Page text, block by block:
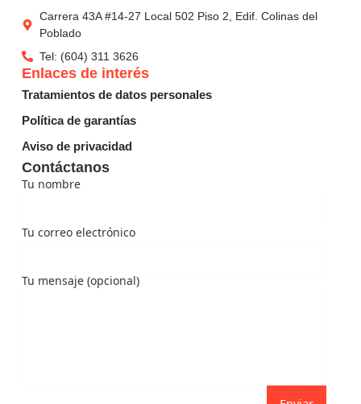
Carrera 43A #14-27 Local 502 Piso 2, Edif. Colinas del
Poblado
Tel: (604) 311 3626
Contáctanos
Tu nombre
Tu correo electrónico
Tu mensaje (opcional)
Enlaces de interés
Tratamientos de datos personales
Política de garantías
Aviso de privacidad